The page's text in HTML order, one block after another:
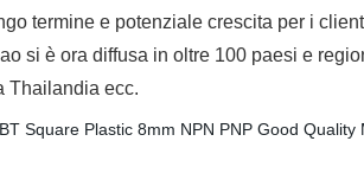
termine e potenziale crescita per i
si è ora diffusa in oltre 100 paesi e
Thailandia ecc.